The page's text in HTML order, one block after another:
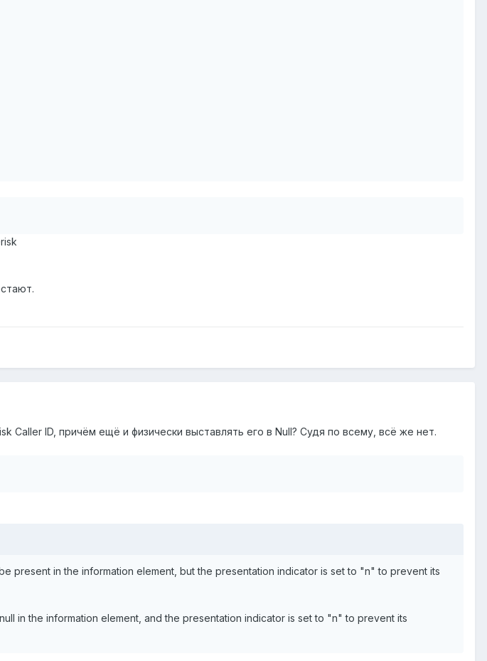
Caller ID, причём ещё и физически выставлять его в Null? Судя по всему, всё же нет.
present in the information element, but the presentation indicator is set to "n" to prevent its
in the information element, and the presentation indicator is set to "n" to prevent its